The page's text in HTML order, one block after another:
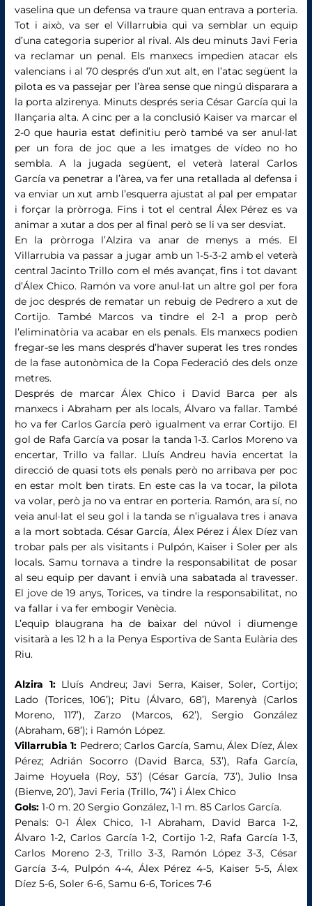
vaselina que un defensa va traure quan entrava a porteria.
Tot i això, va ser el Villarrubia qui va semblar un equip
d’una categoria superior al rival. Als deu minuts Javi Feria
va reclamar un penal. Els manxecs impedien atacar els
valencians i al 70 després d’un xut alt, en l’atac següent la
pilota es va passejar per l’àrea sense que ningú disparara a
la porta alzirenya. Minuts després seria César García qui la
llançaria alta. A cinc per a la conclusió Kaiser va marcar el
2-0 que hauria estat definitiu però també va ser anul·lat
per un fora de joc que a les imatges de vídeo no ho
sembla. A la jugada següent, el veterà lateral Carlos
García va penetrar a l’àrea, va fer una retallada al defensa i
va enviar un xut amb l’esquerra ajustat al pal per empatar
i forçar la pròrroga. Fins i tot el central Álex Pérez es va
animar a xutar a dos per al final però se li va ser desviat.
En la pròrroga l’Alzira va anar de menys a més. El
Villarrubia va passar a jugar amb un 1-5-3-2 amb el veterà
central Jacinto Trillo com el més avançat, fins i tot davant
d’Álex Chico. Ramón va vore anul·lat un altre gol per fora
de joc després de rematar un rebuig de Pedrero a xut de
Cortijo. També Marcos va tindre el 2-1 a prop però
l’eliminatòria va acabar en els penals. Els manxecs podien
fregar-se les mans després d’haver superat les tres rondes
de la fase autonòmica de la Copa Federació des dels onze
metres.
Després de marcar Álex Chico i David Barca per als
manxecs i Abraham per als locals, Álvaro va fallar. També
ho va fer Carlos García però igualment va errar Cortijo. El
gol de Rafa García va posar la tanda 1-3. Carlos Moreno va
encertar, Trillo va fallar. Lluís Andreu havia encertat la
direcció de quasi tots els penals però no arribava per poc
en estar molt ben tirats. En este cas la va tocar, la pilota
va volar, però ja no va entrar en porteria. Ramón, ara sí, no
veia anul·lat el seu gol i la tanda se n’igualava tres i anava
a la mort sobtada. César García, Álex Pérez i Álex Díez van
trobar pals per als visitants i Pulpón, Kaiser i Soler per als
locals. Samu tornava a tindre la responsabilitat de posar
al seu equip per davant i envià una sabatada al travesser.
El jove de 19 anys, Torices, va tindre la responsabilitat, no
va fallar i va fer embogir Venècia.
L’equip blaugrana ha de baixar del núvol i diumenge
visitarà a les 12 h a la Penya Esportiva de Santa Eulària des
Riu.
Alzira 1:Lluís Andreu; Javi Serra, Kaiser, Soler, Cortijo;
Lado (Torices, 106’); Pitu (Álvaro, 68’), Marenyà (Carlos
Moreno, 117’), Zarzo (Marcos, 62’), Sergio González
(Abraham, 68’); i Ramón López.
Villarrubia 1: Pedrero; Carlos García, Samu, Álex Díez, Álex
Pérez; Adrián Socorro (David Barca, 53’), Rafa García,
Jaime Hoyuela (Roy, 53’) (César García, 73’), Julio Insa
(Bienve, 20’), Javi Feria (Trillo, 74’) i Álex Chico
Gols: 1-0 m. 20 Sergio González, 1-1 m. 85 Carlos García.
Penals: 0-1 Álex Chico, 1-1 Abraham, David Barca 1-2,
Álvaro 1-2, Carlos García 1-2, Cortijo 1-2, Rafa García 1-3,
Carlos Moreno 2-3, Trillo 3-3, Ramón López 3-3, César
García 3-4, Pulpón 4-4, Álex Pérez 4-5, Kaiser 5-5, Álex
Díez 5-6, Soler 6-6, Samu 6-6, Torices 7-6